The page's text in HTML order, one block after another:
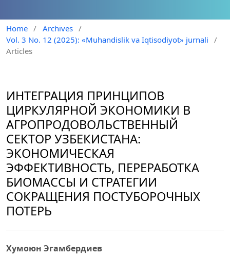
Home / Archives /
Vol. 3 No. 12 (2025): «Muhandislik va Iqtisodiyot» jurnali
/
Articles
ИНТЕГРАЦИЯ ПРИНЦИПОВ
ЦИРКУЛЯРНОЙ ЭКОНОМИКИ В
АГРОПРОДОВОЛЬСТВЕННЫЙ
СЕКТОР УЗБЕКИСТАНА:
ЭКОНОМИЧЕСКАЯ
ЭФФЕКТИВНОСТЬ, ПЕРЕРАБОТКА
БИОМАССЫ И СТРАТЕГИИ
СОКРАЩЕНИЯ ПОСТУБОРОЧНЫХ
ПОТЕРЬ
Хумоюн Эгамбердиев